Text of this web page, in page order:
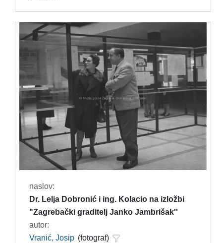
naslov:
Dr. Lelja Dobronić i ing. Kolacio na izložbi
"Zagrebački graditelj Janko Jambrišak''
autor:
Vranić, Josip (fotograf)